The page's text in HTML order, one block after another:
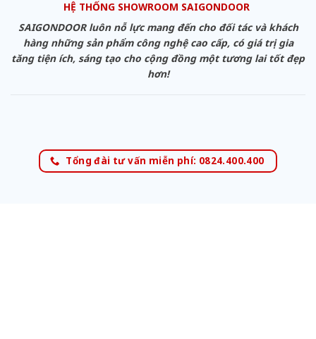
HỆ THỐNG SHOWROOM SAIGONDOOR
SAIGONDOOR luôn nỗ lực mang đến cho đối tác và khách
hàng những sản phẩm công nghệ cao cấp, có giá trị gia
tăng tiện ích, sáng tạo cho cộng đồng một tương lai tốt đẹp
hơn!
Tổng đài tư vấn miễn phí: 0824.400.400